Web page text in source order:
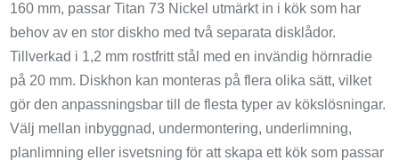
160 mm, passar Titan 73 Nickel utmärkt in i kök som har
behov av en stor diskho med två separata disklådor.
Tillverkad i 1,2 mm rostfritt stål med en invändig hörnradie
på 20 mm. Diskhon kan monteras på flera olika sätt, vilket
gör den anpassningsbar till de flesta typer av kökslösningar.
Välj mellan inbyggnad, undermontering, underlimning,
planlimning eller isvetsning för att skapa ett kök som passar